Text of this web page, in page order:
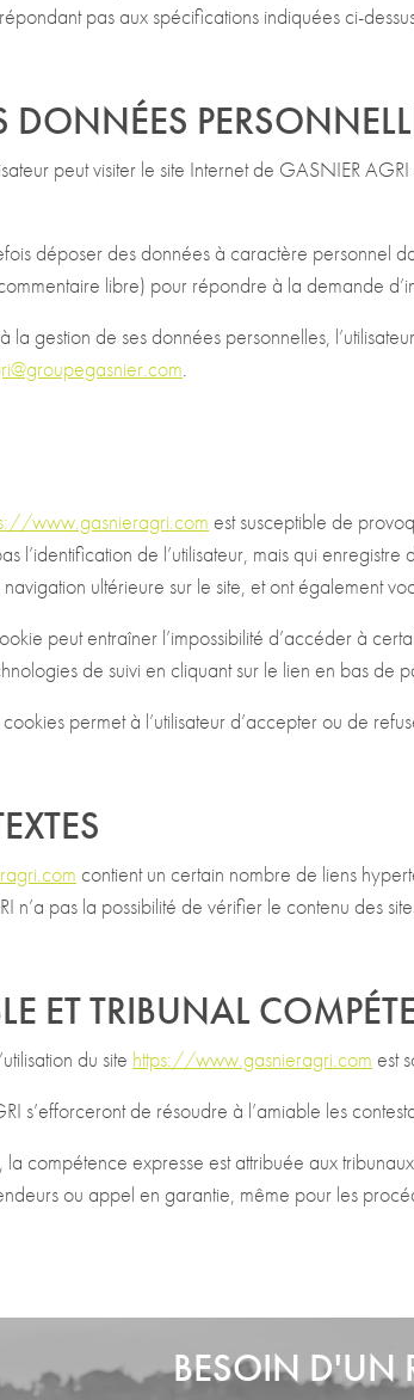
pas aux spécifications indiquées ci-
DONNÉES
peut visiter le site Internet de GASNIER
déposer des données à caractère personnel
libre) pour répondre à la demande
la gestion de ses données personnelles,
.
www.gasnieragri.com est susceptible de
l’identification de l’utilisateur, mais qui
ultérieure sur le site, et ont également
peut entraîner l’impossibilité d’accéder à
de suivi en cliquant sur le lien en bas de
permet à l’utilisateur d’accepter ou de
contient un certain nombre de liens
n’a pas la possibilité de vérifier le contenu des
ET TRIBUNAL
du site https://www.gasnieragri.com est
s’efforceront de résoudre à l’amiable les
compétence expresse est attribuée aux
ou appel en garantie, même pour les
BESOIN D'UN